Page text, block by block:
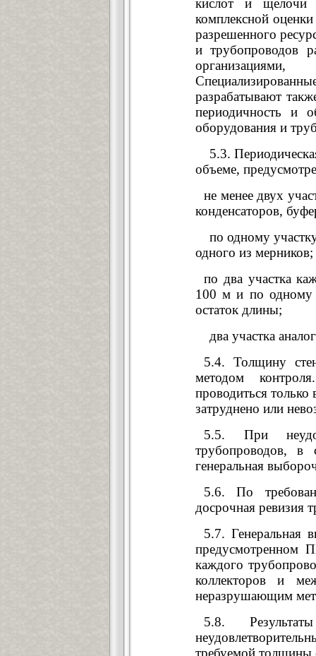
кислот и щелочи
комплексной
разрешенного
и трубопроводов
организациями,
разрабатывают
периодичность и
оборудования и
5.3.
объеме,
не менее двух
конденсаторов,
по одному
одного из мерников;
по два участка
100 м и по одному
остаток длины;
два участка
5.4. Толщину
методом
проводиться
затруднено или
5.5. При
трубопроводов, в
генеральная
5.6. По
досрочная ревизия
5.7. Генеральная
предусмотренном
каждого
коллекторов и
неразрушающим
5.8.
требуемой толщины